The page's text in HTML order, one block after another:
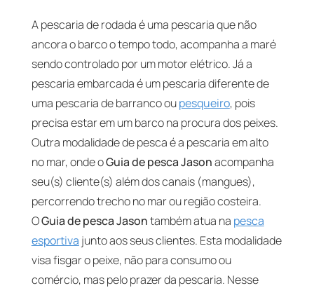
A pescaria de rodada é uma pescaria que não
ancora o barco o tempo todo, acompanha a maré
sendo controlado por um motor elétrico. Já a
pescaria embarcada é um pescaria diferente de
uma pescaria de barranco oupesqueiro, pois
precisa estar em um barco na procura dos peixes.
Outra modalidade de pesca é a pescaria em alto
no mar, onde oGuia de pesca Jasonacompanha
seu(s) cliente(s) além dos canais (mangues),
percorrendo trecho no mar ou região costeira.
OGuia de pesca Jasontambém atua na pesca
esportiva junto aos seus clientes. Esta modalidade
visa fisgar o peixe, não para consumo ou
comércio, mas pelo prazer da pescaria. Nesse